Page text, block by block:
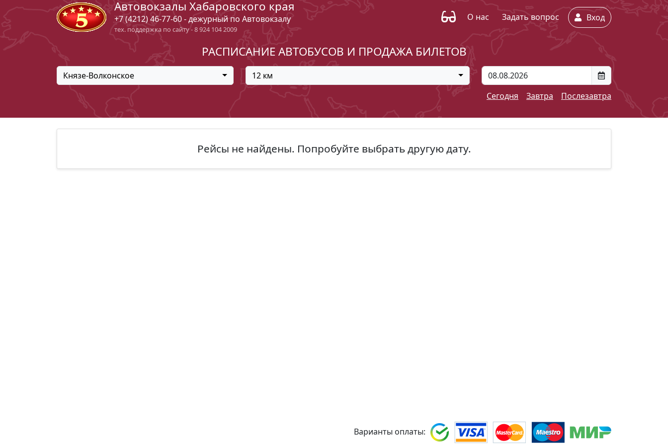
Автовокзалы Хабаровского края
+7 (4212) 46-77-60 - дежурный по Автовокзалу
тех. поддержка по сайту - 8 924 104 2009
О нас Задать вопрос Вход
РАСПИСАНИЕ АВТОБУСОВ И ПРОДАЖА БИЛЕТОВ
Князе-Волконское
12 км
Сегодня
Завтра Послезавтра
Рейсы не найдены. Попробуйте выбрать другую дату.
Варианты оплаты: